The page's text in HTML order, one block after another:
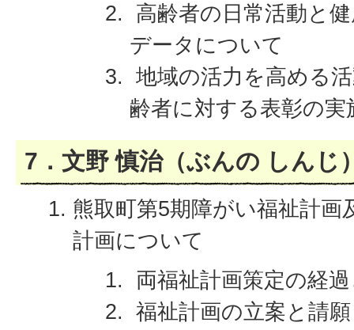
高齢者の日常活動と
データについて
地域の活力を高める
齢者に対する表彰の
7．文野 慎治（ぶんの しんじ
熊取町第5期障がい福祉計画
計画について
両福祉計画策定の経
福祉計画の立案と請